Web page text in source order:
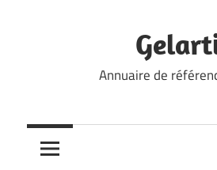
Annuaire de